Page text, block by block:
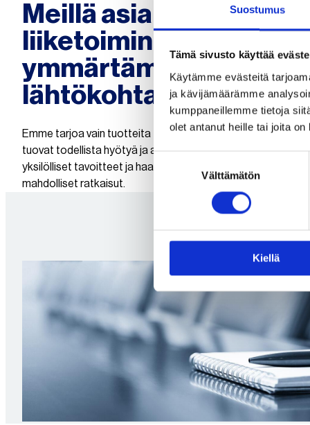
Suostumus
Tämä sivusto käyttää
Käytämme evästeitä
ja kävijämäärämme
kumppaneillemme tietoja
olet antanut heille tai joita
Välttämätön
Kiellä
Meillä asiakkaan
liiketoiminnan
ymmärtäminen on
lähtökohta
Emme tarjoa vain tuotteita tai palveluita vaan räätälöityjä
tuovat todellista hyötyä ja arvoa asiakkaidemme tarpeisiin.
yksilölliset tavoitteet ja haasteet, ja löydämme yhdessä
mahdolliset ratkaisut.